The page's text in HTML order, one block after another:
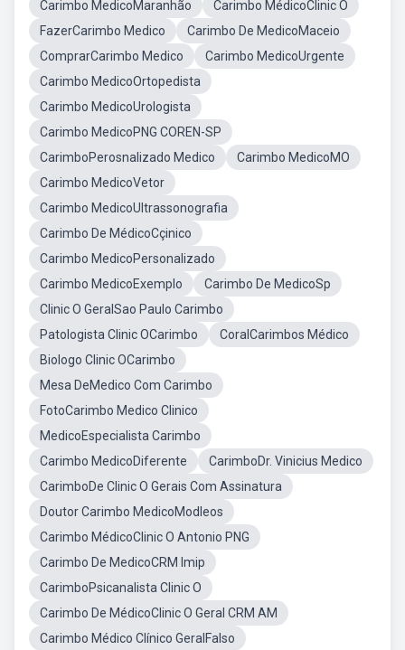
Carimbo MedicoMaranhão
Carimbo MédicoClinic O
FazerCarimbo Medico
Carimbo De MedicoMaceio
ComprarCarimbo Medico
Carimbo MedicoUrgente
Carimbo MedicoOrtopedista
Carimbo MedicoUrologista
Carimbo MedicoPNG COREN-SP
CarimboPerosnalizado Medico
Carimbo MedicoMO
Carimbo MedicoVetor
Carimbo MedicoUltrassonografia
Carimbo De MédicoCçinico
Carimbo MedicoPersonalizado
Carimbo MedicoExemplo
Carimbo De MedicoSp
Clinic O GeralSao Paulo Carimbo
Patologista Clinic OCarimbo
CoralCarimbos Médico
Biologo Clinic OCarimbo
Mesa DeMedico Com Carimbo
FotoCarimbo Medico Clinico
MedicoEspecialista Carimbo
Carimbo MedicoDiferente
CarimboDr. Vinicius Medico
CarimboDe Clinic O Gerais Com Assinatura
Doutor Carimbo MedicoModleos
Carimbo MédicoClinic O Antonio PNG
Carimbo De MedicoCRM Imip
CarimboPsicanalista Clinic O
Carimbo De MédicoClinic O Geral CRM AM
Carimbo Médico Clínico GeralFalso